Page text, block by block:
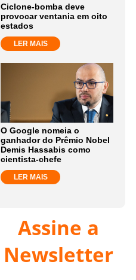
Ciclone-bomba deve
provocar ventania em oito
estados
LER MAIS
O Google nomeia o
ganhador do Prêmio Nobel
Demis Hassabis como
cientista-chefe
LER MAIS
Assine a
Newsletter